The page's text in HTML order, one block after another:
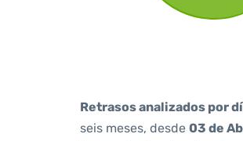
Retrasos analizados por
seis meses, desde 03 de